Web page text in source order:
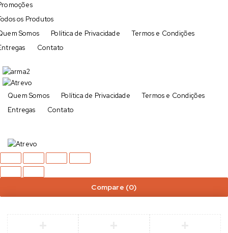
os Produtos
Somos
Política de Privacidade
Termos e Condições
Contato
Quem Somos Política de Privacidade
Termos e Condições
Entregas
Contato
Compare (0)